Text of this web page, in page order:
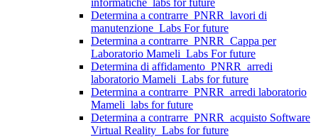
informatiche_labs for future
Determina a contrarre_PNRR_lavori di
manutenzione_Labs For future
Determina a contrarre_PNRR_Cappa per
Laboratorio Mameli_Labs For future
Determina di affidamento_PNRR_arredi
laboratorio Mameli_Labs for future
Determina a contrarre_PNRR_arredi laboratorio
Mameli_labs for future
Determina a contrarre_PNRR_acquisto Software
Virtual Reality_Labs for future